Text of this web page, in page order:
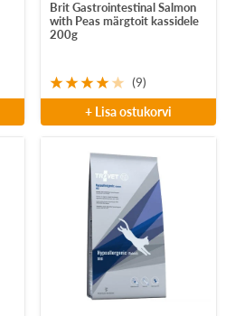
Brit Gastrointestinal Salmon
with Peas märgtoit kassidele
200g
(9)
+ Lisa ostukorvi